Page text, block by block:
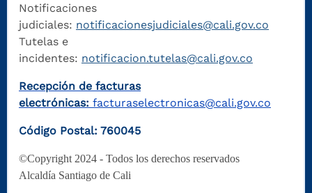
Notificaciones
judiciales: notificacionesjudiciales@cali.gov.co
Tutelas e
incidentes: notificacion.tutelas@cali.gov.co
Recepción de facturas
electrónicas: facturaselectronicas@cali.gov.co
Código Postal: 760045
©Copyright 2024 - Todos los derechos reservados
Alcaldía Santiago de Cali